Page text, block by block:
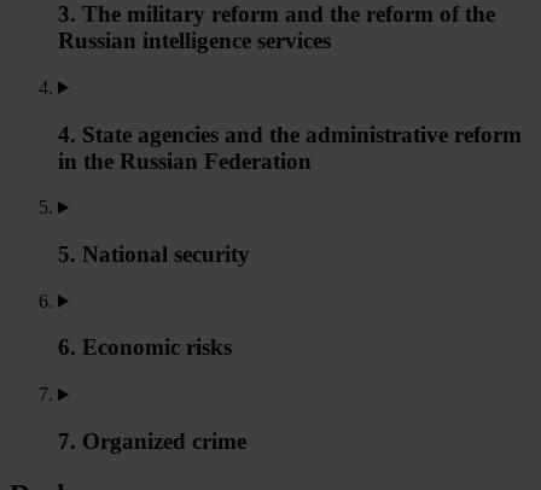
3. The military reform and the reform of the
Russian intelligence services
4. State agencies and the administrative reform
in the Russian Federation
5. National security
6. Economic risks
7. Organized crime